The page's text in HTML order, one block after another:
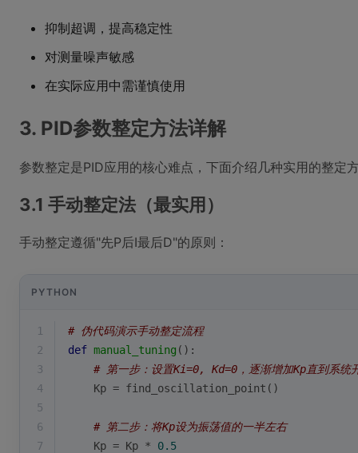
抑制超调，提高稳定性
对测量噪声敏感
在实际应用中需谨慎使用
3. PID参数整定方法详解
参数整定是PID应用的核心难点，下面介绍几种实用的整定
3.1 手动整定法（最实用）
手动整定遵循"先P后I最后D"的原则：
PYTHON
1
# 伪代码演示手动整定流程
2
def manual_tuning ():
3
# 第一步：设置Ki=0, Kd=0，逐渐增加Kp直到系统
4
    Kp = find_oscillation_point()
5
6
# 第二步：将Kp设为振荡值的一半左右
7
    Kp = Kp *
0.5